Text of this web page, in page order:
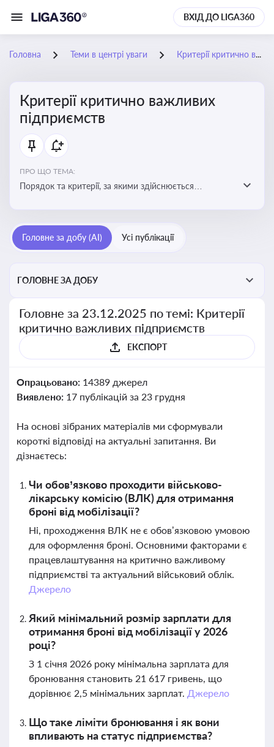
ВХІД ДО LIGA360
Головна Теми в центрі уваги Критерії критично важливих підприємств
Критерії критично важливих
підприємств
ПРО ЩО ТЕМА:
Порядок та критерії, за якими здійснюється
Головне за добу (AI) Усі публікації
ГОЛОВНЕ ЗА ДОБУ
Головне за 23.12.2025 по темі: Критерії
критично важливих підприємств
ЕКСПОРТ
Опрацьовано: 14389 джерел
Виявлено: 17 публікацій за 23 грудня
На основі зібраних матеріалів ми сформували
короткі відповіді на актуальні запитання. Ви
дізнаєтесь:
Чи обов’язково проходити військово-
лікарську комісію (ВЛК) для отримання
броні від мобілізації?
Ні, проходження ВЛК не є обов’язковою умовою
для оформлення броні. Основними факторами є
працевлаштування на критично важливому
підприємстві та актуальний військовий облік.
Джерело
Який мінімальний розмір зарплати для
отримання броні від мобілізації у 2026
році?
З 1 січня 2026 року мінімальна зарплата для
бронювання становить 21 617 гривень, що
дорівнює 2,5 мінімальних зарплат. Джерело
Що таке ліміти бронювання і як вони
впливають на статус підприємства?